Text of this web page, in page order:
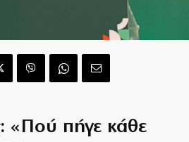
«Πού πήγε κάθε